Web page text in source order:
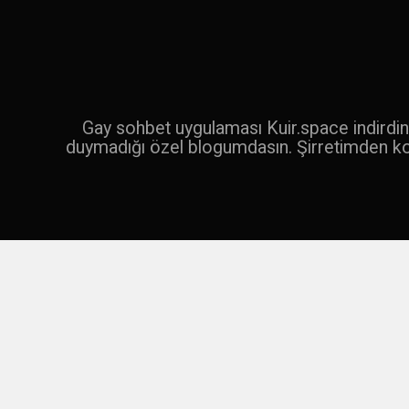
Gay sohbet uygulaması Kuir.space
duymadığı özel blogumdasın. Şirretimden